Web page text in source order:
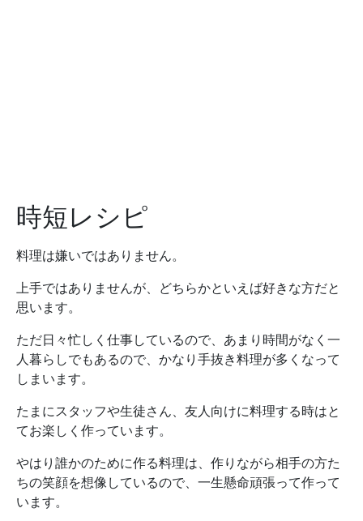
時短レシピ
料理は嫌いではありません。
上手ではありませんが、どちらかといえば好きな方だと
思います。
ただ日々忙しく仕事しているので、あまり時間がなく一
人暮らしでもあるので、かなり手抜き料理が多くなって
しまいます。
たまにスタッフや生徒さん、友人向けに料理する時はと
てお楽しく作っています。
やはり誰かのために作る料理は、作りながら相手の方た
ちの笑顔を想像しているので、一生懸命頑張って作って
います。